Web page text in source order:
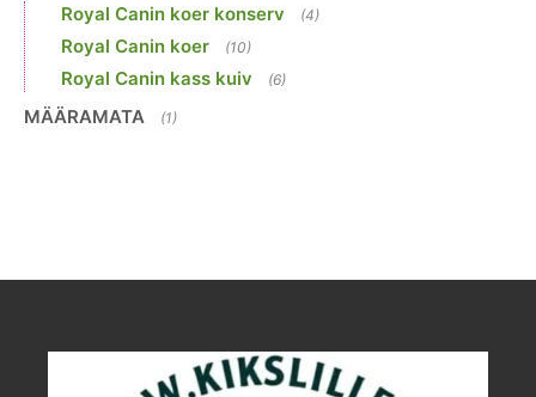
Royal Canin koer konserv (4)
Royal Canin koer (10)
Royal Canin kass kuiv (6)
MÄÄRAMATA (1)